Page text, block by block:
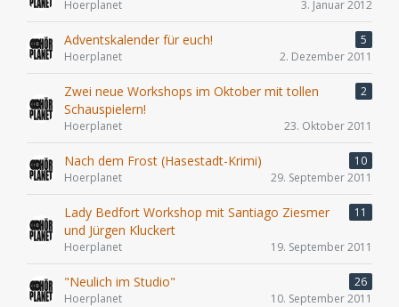
Hoerplanet
3. Januar 2012
Adventskalender für euch!
5
Hoerplanet
2. Dezember 2011
Zwei neue Workshops im Oktober mit tollen
Schauspielern!
2
Hoerplanet 23. Oktober 2011
Nach dem Frost (Hasestadt-Krimi)
10
Hoerplanet
29. September 2011
Lady Bedfort Workshop mit Santiago Ziesmer
und Jürgen Kluckert
11
Hoerplanet 19. September 2011
"Neulich im Studio"
26
Hoerplanet
10. September 2011